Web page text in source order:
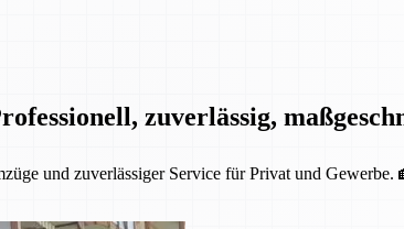
zuverlässig,
und zuverlässiger Service für Privat und Gewerbe.